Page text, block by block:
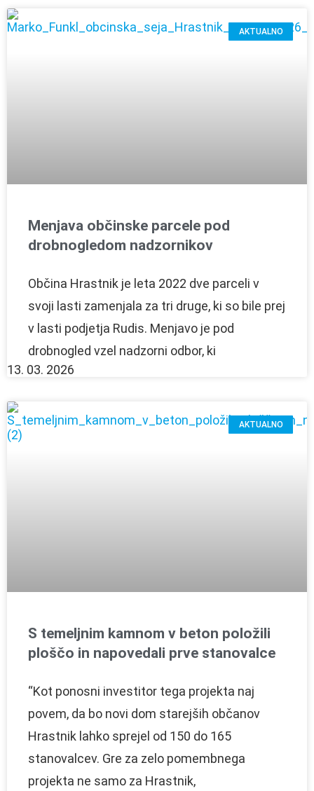
AKTUALNO
Menjava občinske parcele pod
drobnogledom nadzornikov
Občina Hrastnik je leta 2022 dve parceli v
svoji lasti zamenjala za tri druge, ki so bile prej
v lasti podjetja Rudis. Menjavo je pod
drobnogled vzel nadzorni odbor, ki
13. 03. 2026
AKTUALNO
S temeljnim kamnom v beton položili
ploščo in napovedali prve stanovalce
“Kot ponosni investitor tega projekta naj
povem, da bo novi dom starejših občanov
Hrastnik lahko sprejel od 150 do 165
stanovalcev. Gre za zelo pomembnega
projekta ne samo za Hrastnik,